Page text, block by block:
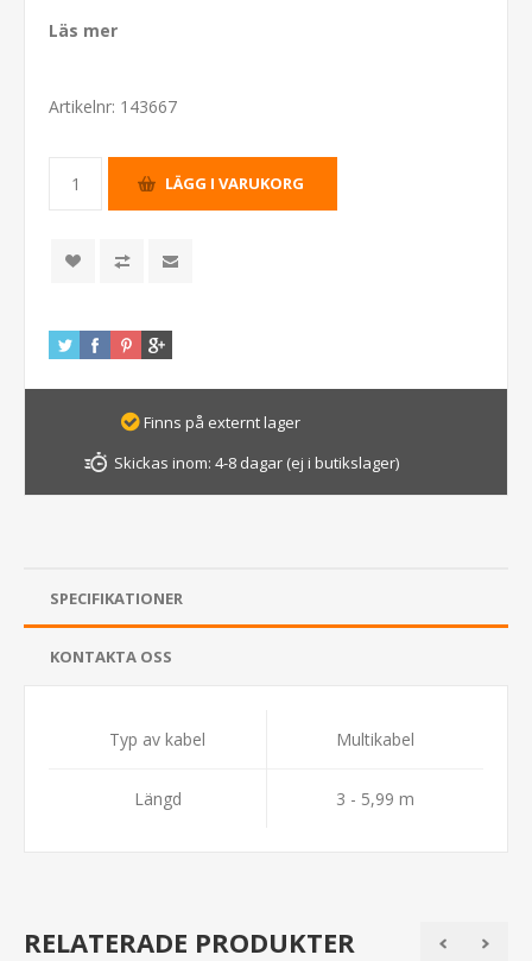
Läs mer
Artikelnr: 143667
Finns på externt lager
Skickas inom: 4-8 dagar (ej i butikslager)
SPECIFIKATIONER
KONTAKTA OSS
Typ av kabel Multikabel
Längd 3 - 5,99 m
RELATERADE PRODUKTER